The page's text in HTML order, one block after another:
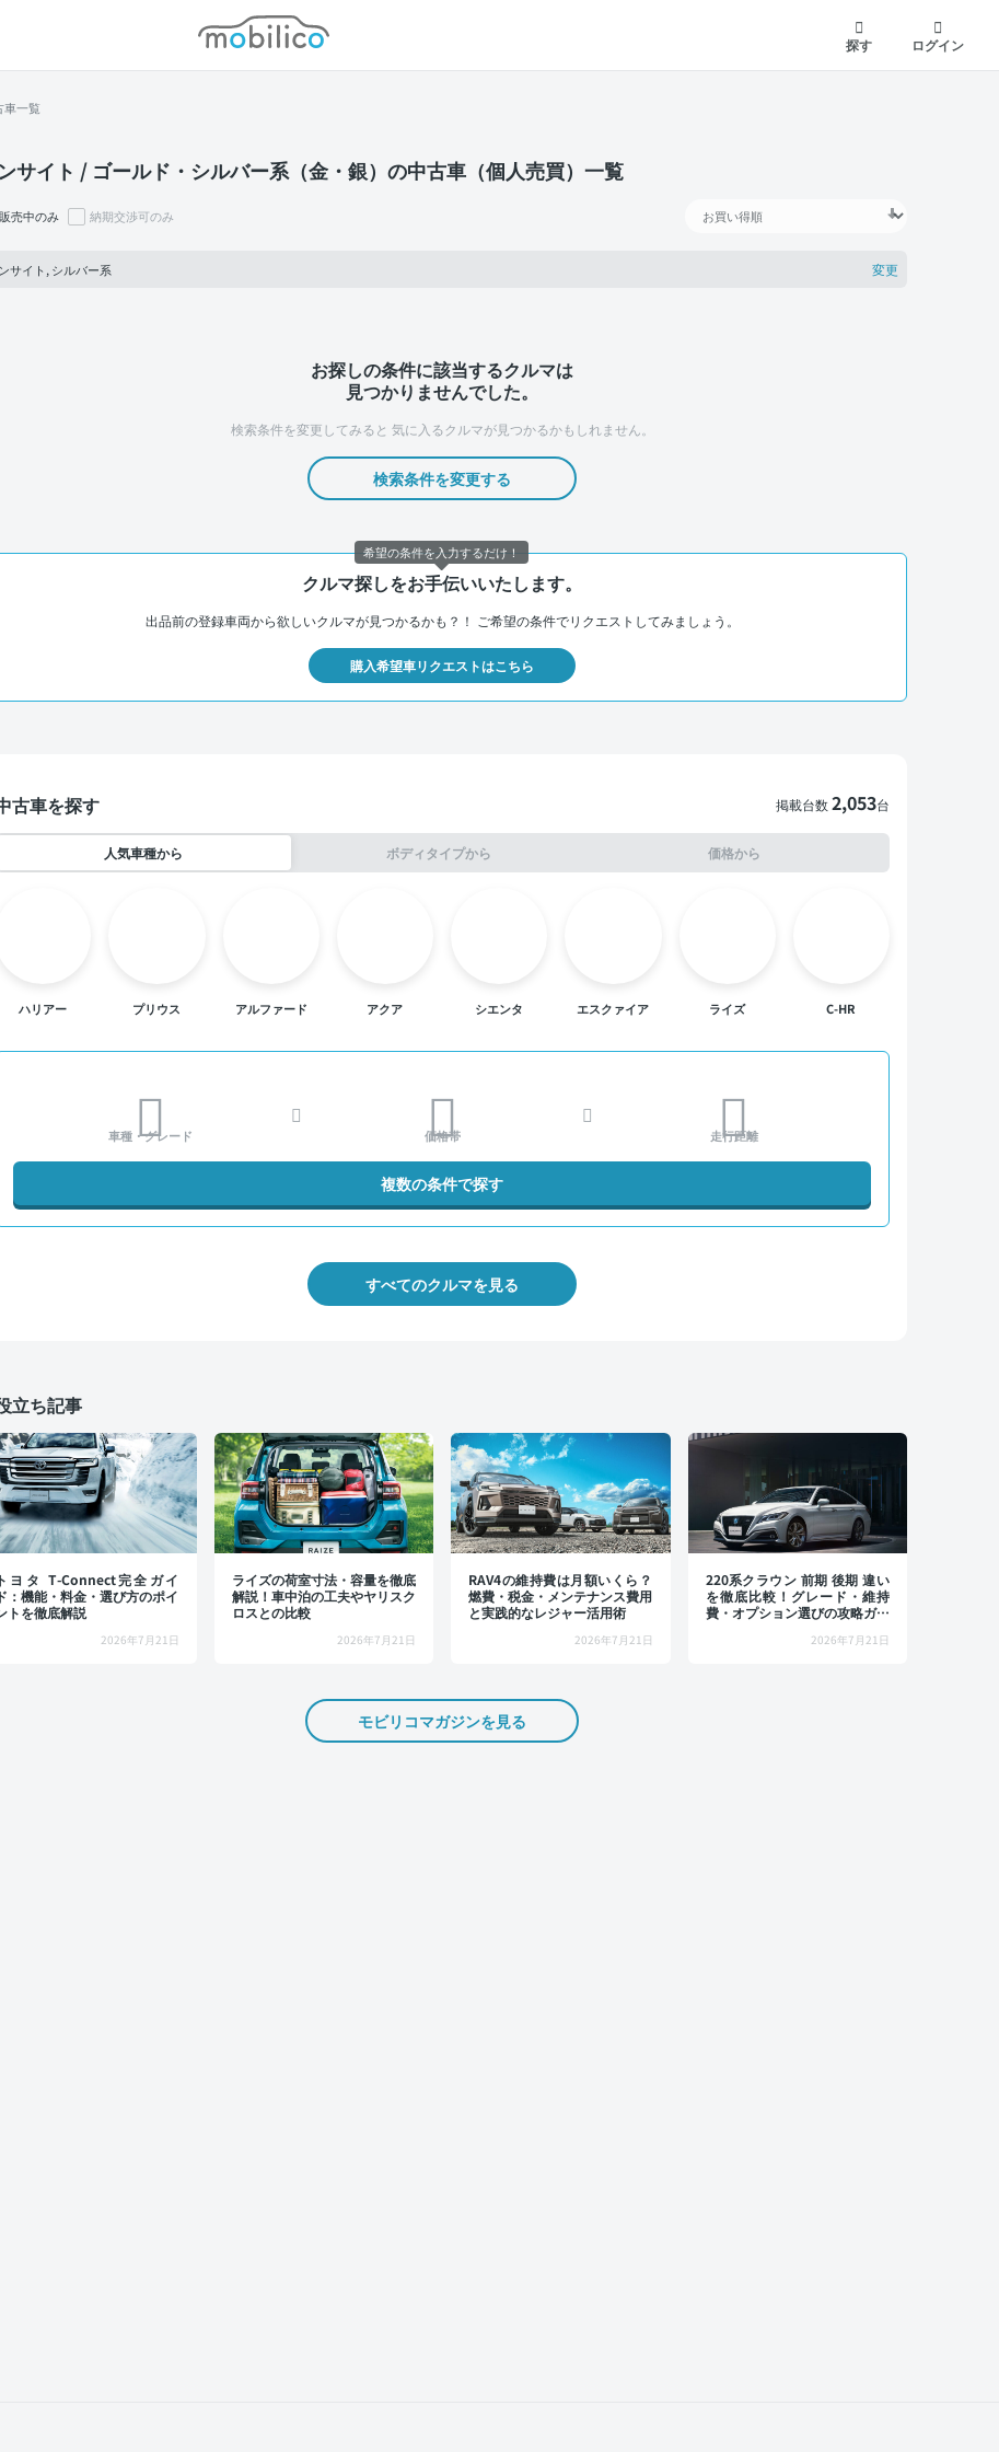
モビリコ
探す
ログイン
車一覧
サイト / ゴールド・シルバー系（金・銀）の中古車（個人売買）一覧
販売中のみ 納期交渉可のみ
サイト, シルバー系 変更
お探しの条件に該当するクルマは
見つかりませんでした。
検索条件を変更してみると 気に入るクルマが見つかるかもしれません。
検索条件を変更する
クルマ探しをお手伝いいたします。
出品前の登録車両から欲しいクルマが見つかるかも？！ ご希望の条件でリクエストしてみましょう。
購入希望車リクエストはこちら
古車を探す 掲載台数2,053台
人気車種から ボディタイプから 価格から
ハリアー プリウス アルファード アクア シエンタ エスクァイア ライズ C-HR
車種・グレード 価格帯 走行距離
複数の条件で探す
すべてのクルマを見る
立ち記事
トヨタ T-Connect完全ガイ
ド：機能・料金・選び方のポイ
トを徹底解説
2026年7月21日
ライズの荷室寸法・容量を徹底
解説！車中泊の工夫やヤリスク
ロスとの比較
2026年7月21日
RAV4の維持費は月額いくら？
燃費・税金・メンテナンス費用
と実践的なレジャー活用術
2026年7月21日
220系クラウン 前期 後期 違い
を徹底比較！グレード・維持
費・オプション選びの攻略ガイ
2026年7月21日
モビリコマガジンを見る
希望の条件を入力するだけ！